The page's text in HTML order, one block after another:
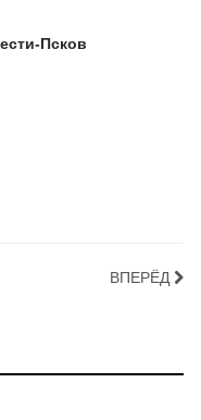
Псков
ВПЕРЁД